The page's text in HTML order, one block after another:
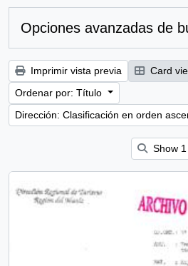
Opciones avanzadas de
Imprimir vista previa Card
Ordenar por: Título
Dirección: Clasificación en orden
Show